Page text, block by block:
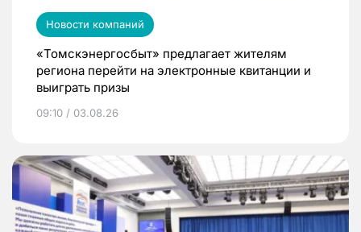
Новости компаний
«Томскэнергосбыт» предлагает жителям
региона перейти на электронные квитанции и
выиграть призы
09:10 / 03.08.26